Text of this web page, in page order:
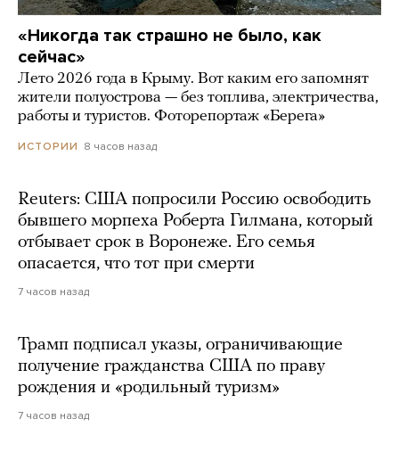
«Никогда так страшно не было, как
сейчас»
Лето 2026 года в Крыму. Вот каким его запомнят
жители полуострова — без топлива, электричества,
работы и туристов. Фоторепортаж «Берега»
ИСТОРИИ 8 часов назад
Reuters: США попросили Россию освободить
бывшего морпеха Роберта Гилмана, который
отбывает срок в Воронеже. Его семья
опасается, что тот при смерти
7 часов назад
Трамп подписал указы, ограничивающие
получение гражданства США по праву
рождения и «родильный туризм»
7 часов назад